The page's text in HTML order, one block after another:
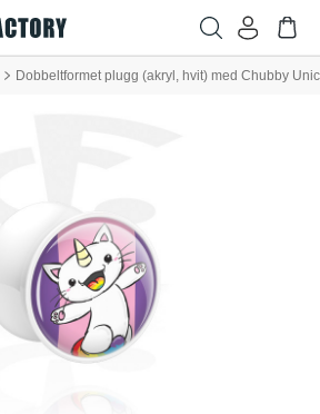
Dobbeltformet plugg (akryl, hvit) med Chubby